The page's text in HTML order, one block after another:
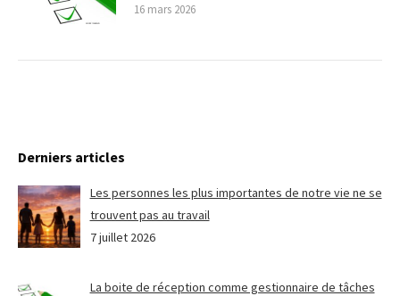
16 mars 2026
Derniers articles
Les personnes les plus importantes de notre vie ne se
trouvent pas au travail
7 juillet 2026
La boite de réception comme gestionnaire de tâches